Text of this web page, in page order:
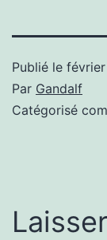
Publié le
Par Gandalf
Catégorisé